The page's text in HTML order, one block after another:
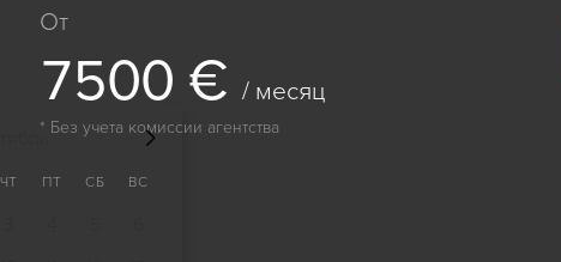
ЧТ ПТ СБ ВС
От
7500 € / месяц
* Без учета комиссии агентства